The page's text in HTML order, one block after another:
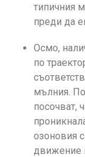
типичния
преди да
Осмо,
по
мълния.
посочват,
озоновия
движение